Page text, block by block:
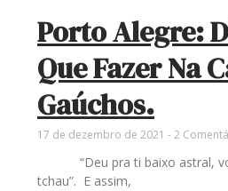
Porto Alegre:
Que Fazer Na
Gaúchos.
17 de dezembro de 2021 2
“Deu pra ti baixo astral,
tchau”. E assim,